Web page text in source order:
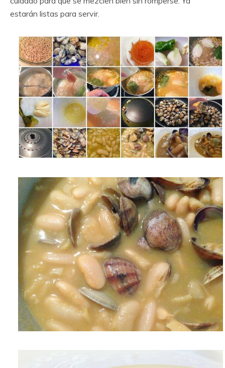
estarán listas para servir.